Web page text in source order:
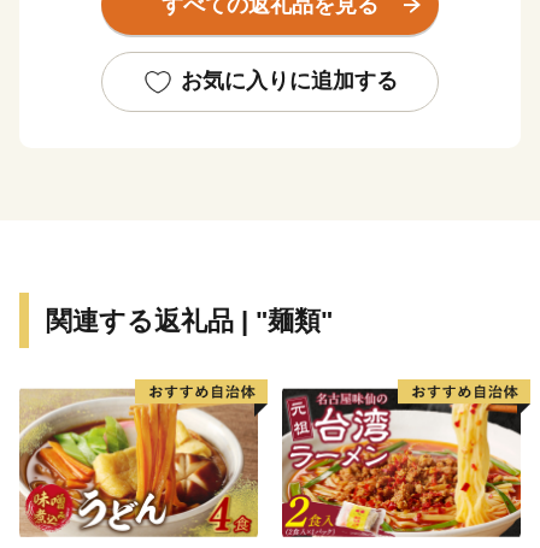
伝統の技を受け継ぎ、高い技術で生み出された薩摩切
また、南の交流拠点都市として各種都市機能が集積して
◆お礼の品について◆
・鹿児島市に寄附をしていただいた方を対象に、お礼の
品をお送りします。
（鹿児島市内にお住まいの方にはお礼の品はお送りし
ていません。予めご了承ください。）
お気に入りに追加する
関連する返礼品 | "麺類"